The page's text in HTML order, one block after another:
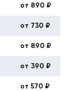
от 890 ₽
от 730 ₽
от 890 ₽
от 390 ₽
от 570 ₽